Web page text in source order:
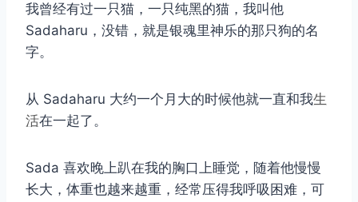
我曾经有过一只猫，一只纯黑的猫，我叫他
Sadaharu，没错，就是银魂里神乐的那只狗的名
字。
从 Sadaharu 大约一个月大的时候他就一直和我生
活在一起了。
Sada 喜欢晚上趴在我的胸口上睡觉，随着他慢慢
长大，体重也越来越重，经常压得我呼吸困难，可